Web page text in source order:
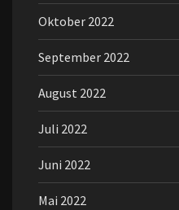
Oktober 2022
September 2022
August 2022
Juli 2022
Juni 2022
Mai 2022